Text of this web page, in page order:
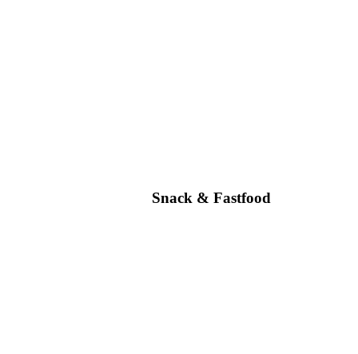
Snack & Fastfood